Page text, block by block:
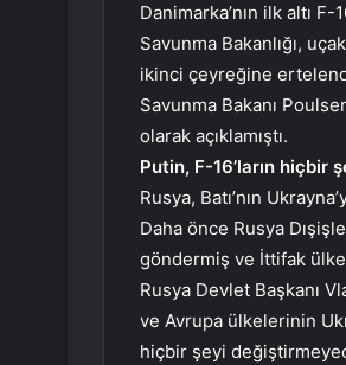
Danimarka’nın ilk altı
Savunma Bakanlığı,
ikinci çeyreğine
Savunma Bakanı
olarak açıklamıştı.
Putin, F-16’ların hiçbir
Rusya, Batı’nın
Daha önce Rusya
göndermiş ve İttifak
Rusya Devlet Başkanı
ve Avrupa ülkelerinin
hiçbir şeyi